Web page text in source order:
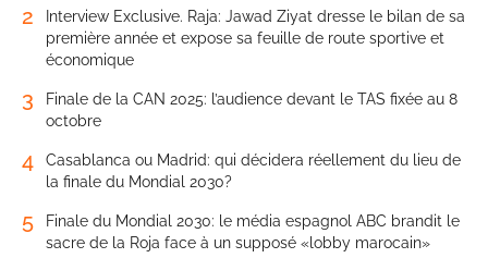
2
Interview Exclusive. Raja: Jawad Ziyat dresse le bilan de sa
première année et expose sa feuille de route sportive et
économique
3
Finale de la CAN 2025: l’audience devant le TAS fixée au 8
octobre
4
Casablanca ou Madrid: qui décidera réellement du lieu de
la finale du Mondial 2030?
5
Finale du Mondial 2030: le média espagnol ABC brandit le
sacre de la Roja face à un supposé «lobby marocain»